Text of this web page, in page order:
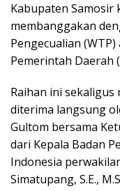
Kabupaten
membanggakan
Pengecualian
Pemerintah Daerah
Raihan ini sekaligus
diterima langsung
Gultom bersama
dari Kepala Badan
Indonesia
Simatupang, S.E.,